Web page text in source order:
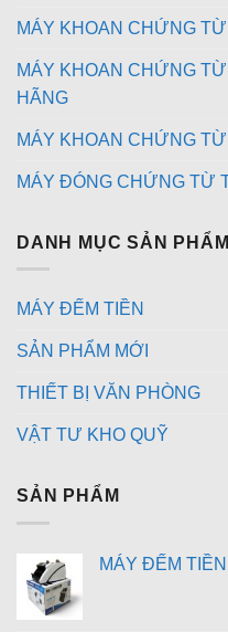
MÁY KHOAN CHỨNG
MÁY KHOAN CHỨNG
HÃNG
MÁY KHOAN CHỨNG
MÁY ĐÓNG CHỨNG TỪ
DANH MỤC SẢN PHẨM
MÁY ĐẾM TIỀN
SẢN PHẨM MỚI
THIẾT BỊ VĂN PHÒNG
VẬT TƯ KHO QUỸ
SẢN PHẨM
MÁY ĐẾM